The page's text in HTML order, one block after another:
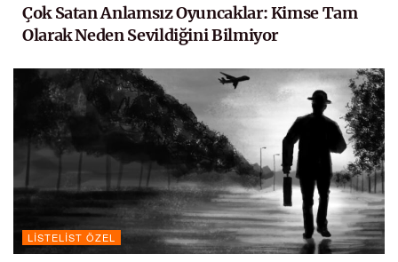
Çok Satan Anlamsız Oyuncaklar: Kimse Tam
Olarak Neden Sevildiğini Bilmiyor
LISTELIST ÖZEL